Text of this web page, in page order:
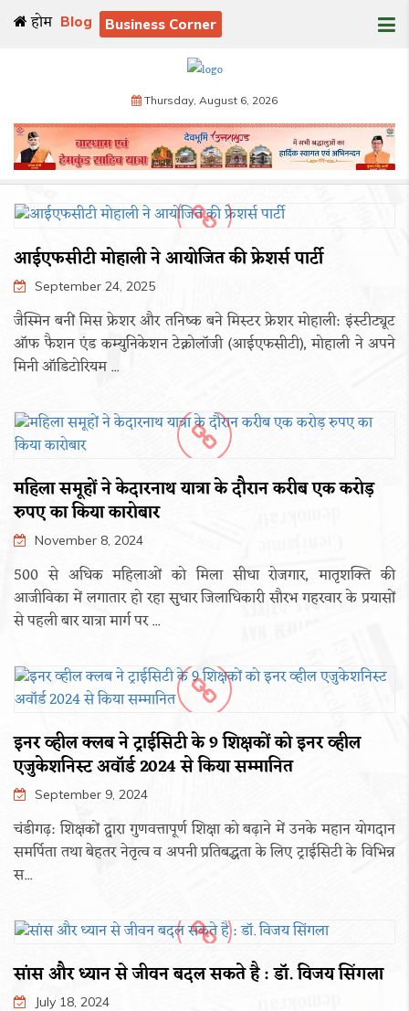
होम Blog Business Corner
Thursday, August 6, 2026
आईएफसीटी मोहाली ने आयोजित की फ्रेशर्स पार्टी
September 24, 2025
जैस्मिन बनीं मिस फ्रेशर और तनिष्क बने मिस्टर फ्रेशर मोहाली: इंस्टीट्यूट
ऑफ फैशन एंड कम्युनिकेशन टेक्नोलॉजी (आईएफसीटी), मोहाली ने अपने
मिनी ऑडिटोरियम ...
महिला समूहों ने केदारनाथ यात्रा के दौरान करीब एक करोड़
रुपए का किया कारोबार
November 8, 2024
500 से अधिक महिलाओं को मिला सीधा रोजगार, मातृशक्ति की
आजीविका में लगातार हो रहा सुधार जिलाधिकारी सौरभ गहरवार के प्रयासों
से पहली बार यात्रा मार्ग पर ...
इनर व्हील क्लब ने ट्राईसिटी के 9 शिक्षकों को इनर व्हील
एजुकेशनिस्ट अवॉर्ड 2024 से किया सम्मानित
September 9, 2024
चंडीगढ़: शिक्षकों द्वारा गुणवत्तापूर्ण शिक्षा को बढ़ाने में उनके महान योगदान
समर्पिता तथा बेहतर नेतृत्व व अपनी प्रतिबद्धता के लिए ट्राईसिटी के विभिन्न
स...
सांस और ध्यान से जीवन बदल सकते है : डॉ. विजय सिंगला
July 18, 2024